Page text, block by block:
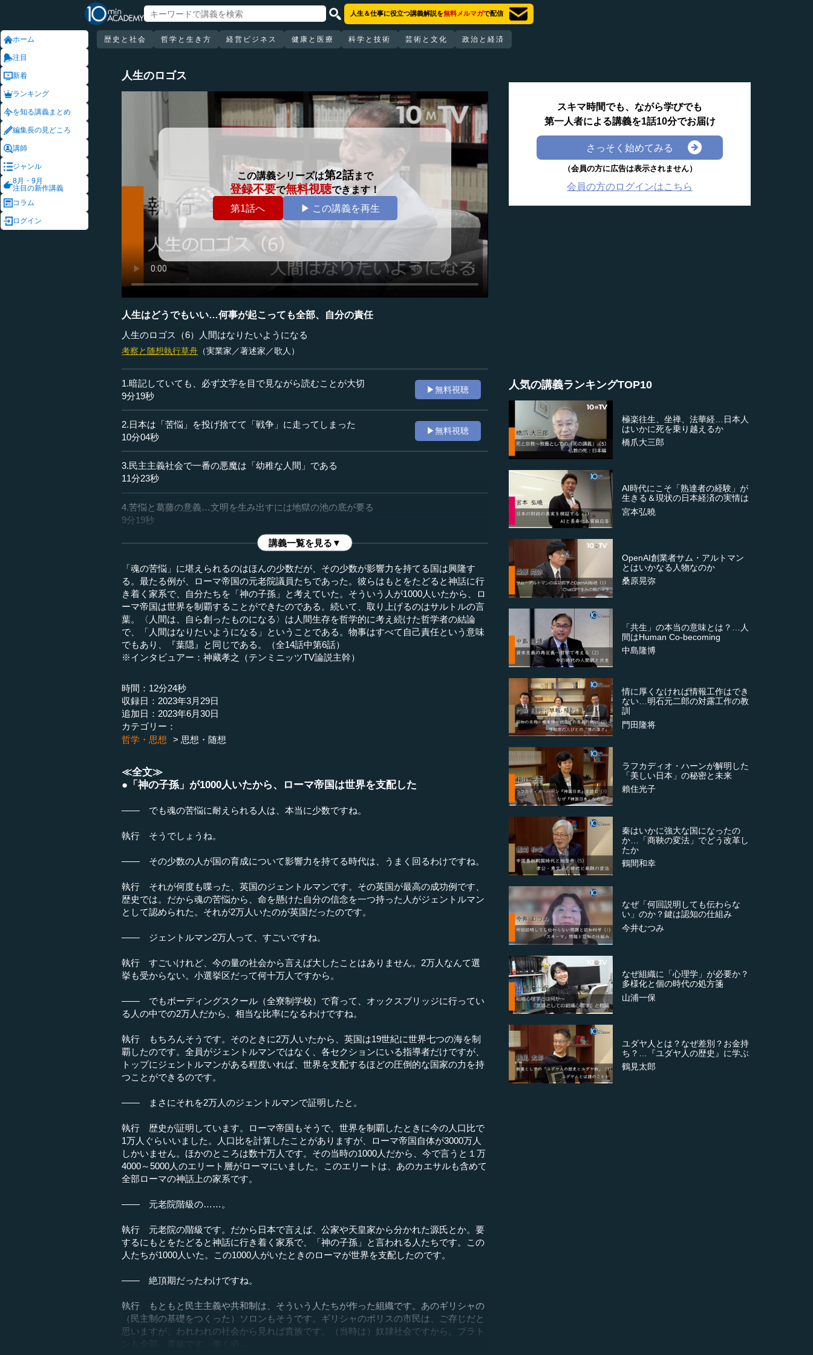
ホーム
注目
新着
ランキング
を知る講義まとめ
編集長の見どころ
講師
ジャンル
8月・9月
注目の新作講義
コラム
ログイン
人生＆仕事に役立つ講義解説を無料メルマガで配信
歴史と社会 哲学と生き方 経営ビジネス 健康と医療 科学と技術 芸術と文化 政治と経済
人生のロゴス
この講義シリーズは第2話まで
登録不要で無料視聴できます！
第1話へ
▶ この講義を再生
人生はどうでもいい…何事が起こっても全部、自分の責任
人生のロゴス（6）人間はなりたいようになる
考察と随想執行草舟 （実業家／著述家／歌人）
1.暗記していても、必ず文字を目で見ながら読むことが大切
9分19秒
▶無料視聴
2.日本は「苦悩」を投げ捨てて「戦争」に走ってしまった
10分04秒
▶無料視聴
3.民主主義社会で一番の悪魔は「幼稚な人間」である
11分23秒
4.苦悩と葛藤の意義…文明を生み出すには地獄の池の底が要る
9分19秒
講義一覧を見る▼
「魂の苦悩」に堪えられるのはほんの少数だが、その少数が影響力を持てる国は興隆す
る。最たる例が、ローマ帝国の元老院議員たちであった。彼らはもとをたどると神話に行
き着く家系で、自分たちを「神の子孫」と考えていた。そういう人が1000人いたから、ロ
ーマ帝国は世界を制覇することができたのである。続いて、取り上げるのはサルトルの言
葉。〈人間は、自ら創ったものになる〉は人間生存を哲学的に考え続けた哲学者の結論
で、「人間はなりたいようになる」ということである。物事はすべて自己責任という意味
でもあり、『葉隠』と同じである。（全14話中第6話）
※インタビュアー：神藏孝之（テンミニッツTV論説主幹）
時間：12分24秒
収録日：2023年3月29日
追加日：2023年6月30日
カテゴリー：
哲学・思想
思想・随想
≪全文≫
●「神の子孫」が1000人いたから、ローマ帝国は世界を支配した
―― でも魂の苦悩に耐えられる人は、本当に少数ですね。
執行 そうでしょうね。
―― その少数の人が国の育成について影響力を持てる時代は、うまく回るわけですね。
執行 それが何度も喋った、英国のジェントルマンです。その英国が最高の成功例です、
歴史では。だから魂の苦悩から、命を懸けた自分の信念を一つ持った人がジェントルマン
として認められた。それが2万人いたのが英国だったのです。
―― ジェントルマン2万人って、すごいですね。
執行 すごいけれど、今の量の社会から言えば大したことはありません。2万人なんて選
挙も受からない。小選挙区だって何十万人ですから。
―― でもボーディングスクール（全寮制学校）で育って、オックスブリッジに行ってい
る人の中での2万人だから、相当な比率になるわけですね。
執行 もちろんそうです。そのときに2万人いたから、英国は19世紀に世界七つの海を制
覇したのです。全員がジェントルマンではなく、各セクションにいる指導者だけですが、
トップにジェントルマンがある程度いれば、世界を支配するほどの圧倒的な国家の力を持
つことができるのです。
―― まさにそれを2万人のジェントルマンで証明したと。
執行 歴史が証明しています。ローマ帝国もそうで、世界を制覇したときに今の人口比で
1万人ぐらいいました。人口比を計算したことがありますが、ローマ帝国自体が3000万人
しかいません。ほかのところは数十万人です。その当時の1000人だから、今で言うと１万
4000～5000人のエリート層がローマにいました。このエリートは、あのカエサルも含めて
全部ローマの神話上の家系です。
―― 元老院階級の……。
執行 元老院の階級です。だから日本で言えば、公家や天皇家から分かれた源氏とか。要
するにもとをたどると神話に行き着く家系で、「神の子孫」と言われる人たちです。この
人たちが1000人いた。この1000人がいたときのローマが世界を支配したのです。
―― 絶頂期だったわけですね。
執行 もともと民主主義や共和制は、そういう人たちが作った組織です。あのギリシャの
（民主制の基礎をつくった）ソロンもそうです。ギリシャのポリスの市民は、ご存じだと
思いますが、われわれの社会から見れば貴族です。（当時は）奴隷社会ですから。プラト
ンも全部、貴族です。働く必...
スキマ時間でも、ながら学びでも
第一人者による講義を1話10分でお届け
さっそく始めてみる
（会員の方に広告は表示されません）
会員の方のログインはこちら
人気の講義ランキングTOP10
極楽往生、坐禅、法華経…日本人
はいかに死を乗り越えるか
橋爪大三郎
AI時代にこそ「熟達者の経験」が
生きる＆現状の日本経済の実情は
宮本弘曉
OpenAI創業者サム・アルトマン
とはいかなる人物なのか
桑原晃弥
「共生」の本当の意味とは？…人
間はHuman Co-becoming
中島隆博
情に厚くなければ情報工作はでき
ない…明石元二郎の対露工作の教
訓
門田隆将
ラフカディオ・ハーンが解明した
「美しい日本」の秘密と未来
賴住光子
秦はいかに強大な国になったの
か…「商鞅の変法」でどう改革し
たか
鶴間和幸
なぜ「何回説明しても伝わらな
い」のか？鍵は認知の仕組み
今井むつみ
なぜ組織に「心理学」が必要か？
多様化と個の時代の処方箋
山浦一保
ユダヤ人とは？なぜ差別？お金持
ち？…『ユダヤ人の歴史』に学ぶ
鶴見太郎